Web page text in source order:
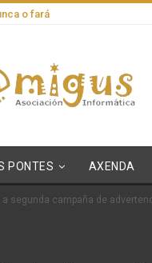
o fará
PONTES AXENDA
a segunda campaña de